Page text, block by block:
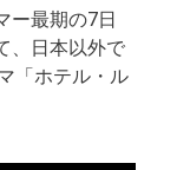
ー最期の7日
、日本以外で
「ホテル・ル